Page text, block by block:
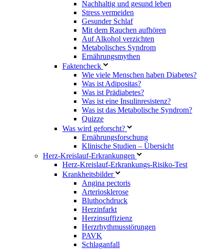
Nachhaltig und gesund leben
Stress vermeiden
Gesunder Schlaf
Mit dem Rauchen aufhören
Auf Alkohol verzichten
Metabolisches Syndrom
Ernährungsmythen
Faktencheck
Wie viele Menschen haben Diabetes?
Was ist Adipositas?
Was ist Prädiabetes?
Was ist eine Insulinresistenz?
Was ist das Metabolische Syndrom?
Quizze
Was wird geforscht?
Ernährungsforschung
Klinische Studien – Übersicht
Herz-Kreislauf-Erkrankungen
Herz-Kreislauf-Erkrankungs-Risiko-Test
Krankheitsbilder
Angina pectoris
Arteriosklerose
Bluthochdruck
Herzinfarkt
Herzinsuffizienz
Herzrhythmusstörungen
PAVK
Schlaganfall